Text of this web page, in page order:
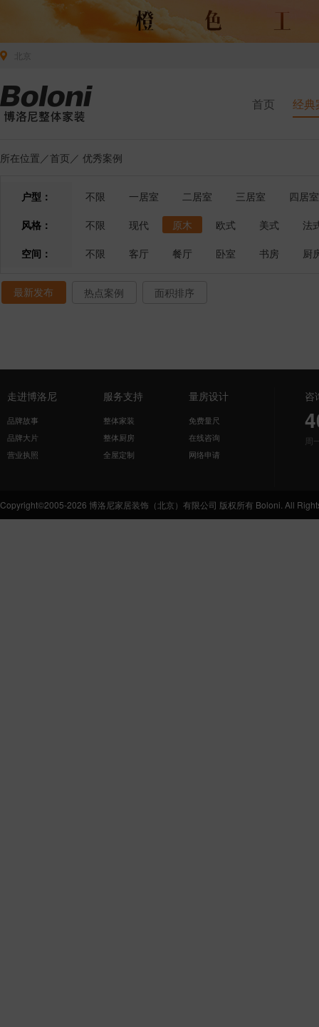
首页 经典
所在位置／首页 ／ 优秀案例
户型： 不限 一居室 二居室 三居室
四居室
风格：
不限 现代 原木 欧式 美式
法
空间：
不限 客厅 餐厅 卧室 书房 厨
最新发布 热点案例 面积排序
走进博洛尼
品牌故事
品牌大片
营业执照
服务支持
整体家装
整体厨房
全屋定制
量房设计
免费量尺
在线咨询
网络申请
咨
周
Copyright©2005-2026 博洛尼家居装饰（北京）有限公司 版权所有 Boloni. All